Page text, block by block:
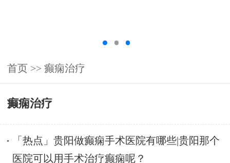
首页 >> 癫痫治疗
癫痫治疗
「热点」贵阳做癫痫手术医院有哪些|贵阳那个
医院可以用手术治疗癫痫呢？